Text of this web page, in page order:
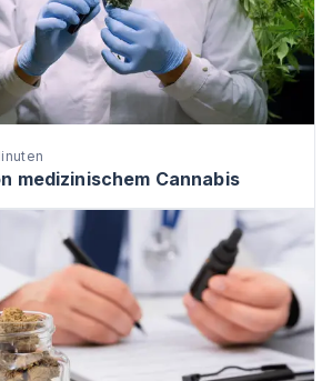
medizinischem Cannabis